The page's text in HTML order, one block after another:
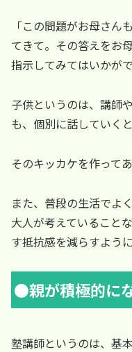
「この問題がお母さん
てきて。その答えをお
指示してみてはいかが
子供というのは、講師
も、個別に話していく
そのキッカケを作って
また、普段の生活でよ
大人が考えていること
す抵抗感を減らすよう
●親が積極的に
塾講師というのは、基